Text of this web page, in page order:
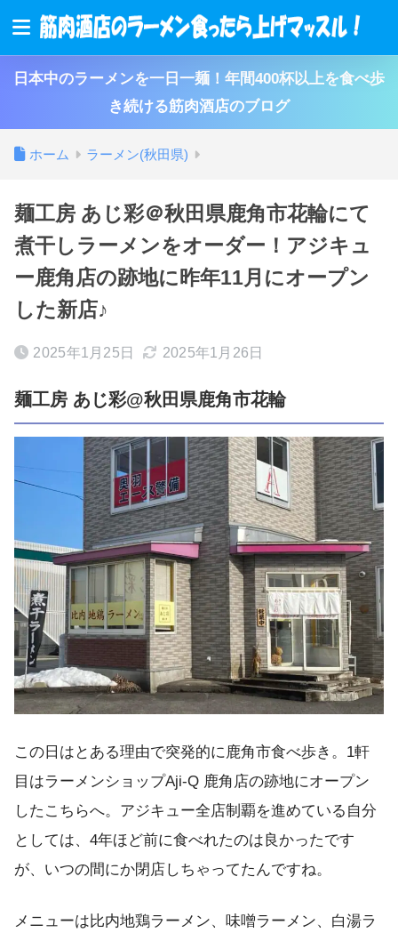
日本中のラーメンを一日一麺！年間400杯以上を食べ歩
き続ける筋肉酒店のブログ
ホーム ラーメン(秋田県)
麺工房 あじ彩＠秋田県鹿角市花輪にて
煮干しラーメンをオーダー！アジキュ
ー鹿角店の跡地に昨年11月にオープン
した新店♪
2025年1月25日 2025年1月26日
麺工房 あじ彩@秋田県鹿角市花輪
この日はとある理由で突発的に鹿角市食べ歩き。1軒
目はラーメンショップAji-Q 鹿角店の跡地にオープン
したこちらへ。アジキュー全店制覇を進めている自分
としては、4年ほど前に食べれたのは良かったです
が、いつの間にか閉店しちゃってたんですね。
メニューは比内地鶏ラーメン、味噌ラーメン、白湯ラ